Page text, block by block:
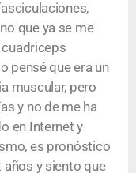
que ya se me
cuadriceps
pensé que era un
muscular, pero
y no de me ha
en Internet y
es pronóstico
años y siento que